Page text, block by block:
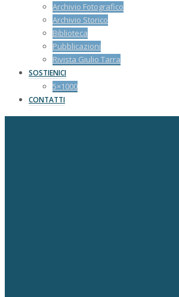
Archivio Fotografico
Archivio Storico
Biblioteca
Pubblicazioni
Rivista Giulio Tarra
SOSTIENICI
5×1000
CONTATTI